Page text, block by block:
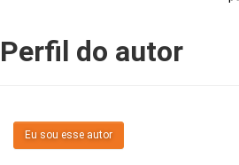
Perfil do autor
Eu sou esse autor